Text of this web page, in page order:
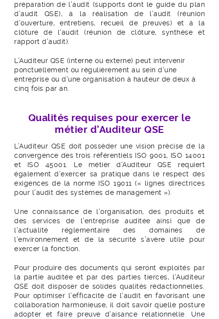
préparation de l’audit (supports dont le guide du plan
d’audit QSE), à la réalisation de l’audit (réunion
d’ouverture, entretiens, recueil de preuves) et à la
clôture de l’audit (réunion de clôture, synthèse et
rapport d’audit).
L’Auditeur QSE (interne ou externe) peut intervenir
ponctuellement ou régulièrement au sein d’une
entreprise ou d’une organisation à hauteur de deux à
cinq fois par an.
Qualités requises pour exercer le
métier d’Auditeur QSE
L’Auditeur QSE doit posséder une vision précise de la
convergence des trois référentiels ISO 9001, ISO 14001
et ISO 45001. Le métier d’Auditeur QSE requiert
également d’exercer sa pratique dans le respect des
exigences de la norme ISO 19011 (« lignes directrices
pour l’audit des systèmes de management »).
Une connaissance de l’organisation, des produits et
des services de l’entreprise auditée ainsi que de
l’actualité réglementaire des domaines de
l’environnement et de la sécurité s’avère utile pour
exercer la fonction.
Pour produire des documents qui seront exploités par
la partie auditée et par des parties tierces, l’Auditeur
QSE doit disposer de solides qualités rédactionnelles.
Pour optimiser l’efficacité de l’audit en favorisant une
collaboration harmonieuse, il doit savoir quelle posture
adopter et faire preuve d’aisance relationnelle. Une